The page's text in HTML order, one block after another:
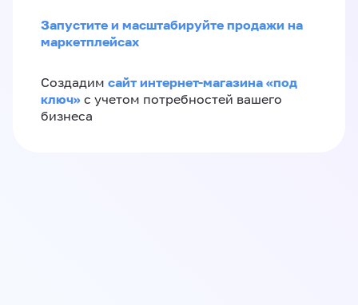
Запустите и масштабируйте продажи на
маркетплейсах
Создадим сайт интернет-магазина «под
ключ» с учетом потребностей вашего
бизнеса